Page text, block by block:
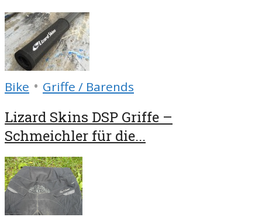
Bike • Griffe / Barends
Lizard Skins DSP Griffe –
Schmeichler für die...